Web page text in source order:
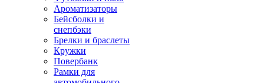
Ароматизаторы
Бейсболки и
снепбэки
Брелки и браслеты
Кружки
Повербанк
Рамки для